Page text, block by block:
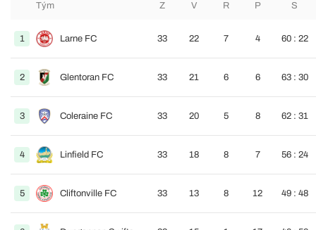
Tým Z V R P S
1 Larne FC 33 22 7 4 60 : 22
2 Glentoran FC 33 21 6 6 63 : 30
3 Coleraine FC 33 20 5 8 62 : 31
4 Linfield FC 33 18 8 7 56 : 24
5 Cliftonville FC 33 13 8 12 49 : 48